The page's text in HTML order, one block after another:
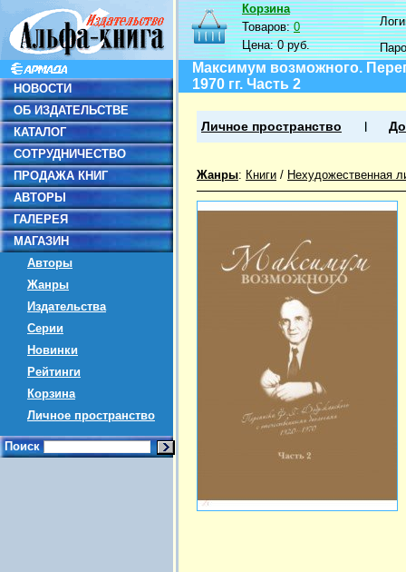
НОВОСТИ
ОБ ИЗДАТЕЛЬСТВЕ
КАТАЛОГ
СОТРУДНИЧЕСТВО
ПРОДАЖА КНИГ
АВТОРЫ
ГАЛЕРЕЯ
МАГАЗИН
Авторы
Жанры
Издательства
Серии
Новинки
Рейтинги
Корзина
Личное пространство
Поиск
Корзина
Товаров:0
Цена:0 руб.
Максимум возможного.
1970 гг. Часть 2
Личное пространство
Жанры: Книги / Нехудожественная